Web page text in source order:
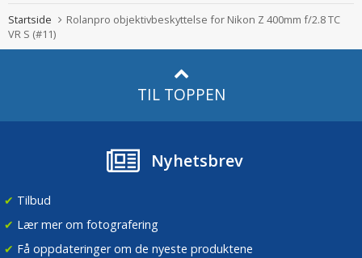
Startside
Rolanpro objektivbeskyttelse for Nikon Z 400mm f/2.8 TC
VR S (#11)
TIL TOPPEN
Nyhetsbrev
✔ Tilbud
✔ Lær mer om fotografering
✔ Få oppdateringer om de nyeste produktene